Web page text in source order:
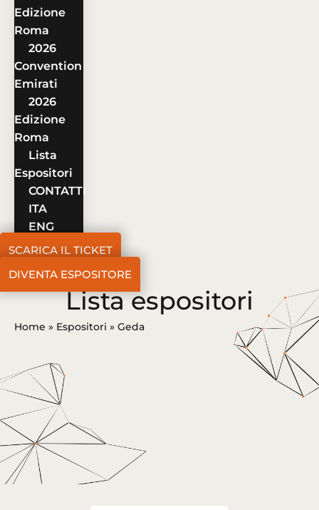
Edizione
Roma
2026
Convention
Emirati
2026
Edizione
Roma
Lista
Espositori
CONTATTI
ITA
ENG
SCARICA IL TICKET
DIVENTA ESPOSITORE
Lista espositori
Home » Espositori » Geda